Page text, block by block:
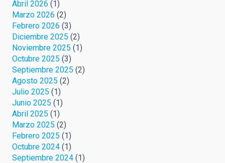
Abril 2026 (1)
Marzo 2026 (2)
Febrero 2026 (3)
Diciembre 2025 (2)
Noviembre 2025 (1)
Octubre 2025 (3)
Septiembre 2025 (2)
Agosto 2025 (2)
Julio 2025 (1)
Junio 2025 (1)
Abril 2025 (1)
Marzo 2025 (2)
Febrero 2025 (1)
Octubre 2024 (1)
Septiembre 2024 (1)